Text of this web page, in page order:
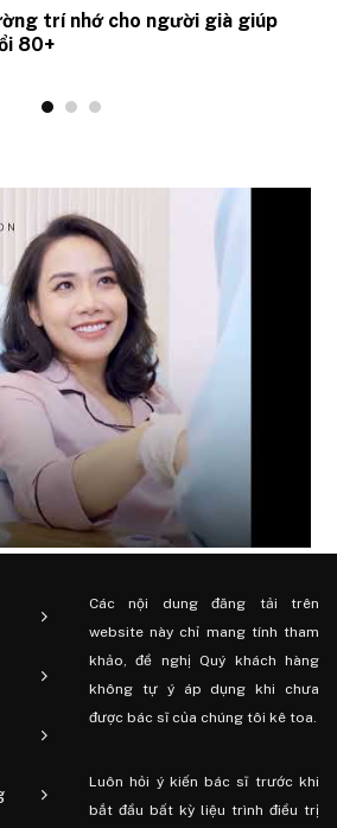
trí nhớ cho người già giúp
80+
Các nội dung đăng tải trên
website này chỉ mang tính tham
khảo, đề nghị Quý khách hàng
không tự ý áp dụng khi chưa
được bác sĩ của chúng tôi kê toa.
Luôn hỏi ý kiến ​​bác sĩ trước khi
bắt đầu bất kỳ liệu trình điều trị